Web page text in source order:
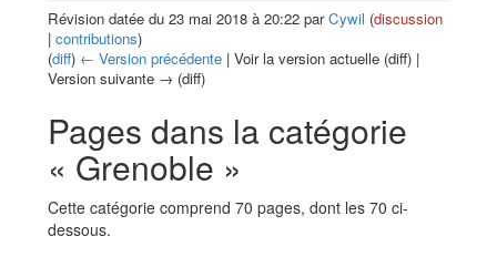
Révision datée du 23 mai 2018 à 20:22 parCywil (discussion
| contributions)
(diff) ← Version précédente | Voir la version actuelle (diff) |
Version suivante → (diff)
Pages dans la catégorie
« Grenoble »
Cette catégorie comprend 70 pages, dont les 70 ci-
dessous.